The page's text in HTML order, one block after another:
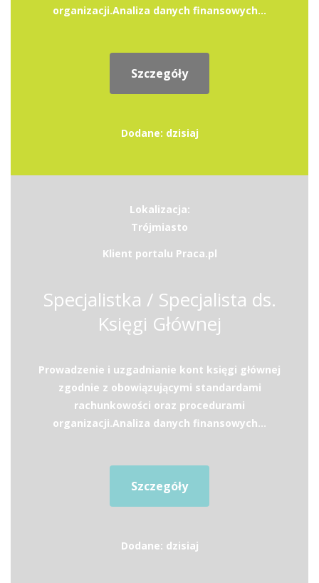
organizacji.Analiza danych finansowych...
Szczegóły
Dodane: dzisiaj
Lokalizacja:
Trójmiasto
Klient portalu Praca.pl
Specjalistka / Specjalista ds.
Księgi Głównej
Prowadzenie i uzgadnianie kont księgi głównej
zgodnie z obowiązującymi standardami
rachunkowości oraz procedurami
organizacji.Analiza danych finansowych...
Szczegóły
Dodane: dzisiaj